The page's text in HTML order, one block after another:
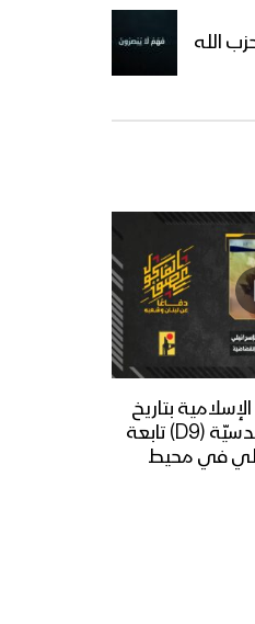
الله
بتاريخ
11-06-2026 آلية هندسيّة (D9) تابعة
في محيط